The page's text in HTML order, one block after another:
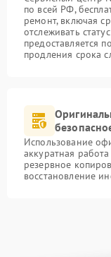
по всей РФ,
ремонт, включая
отслеживать
предоставляется
продления срока
Использование
аккуратная
резервное
восстановление